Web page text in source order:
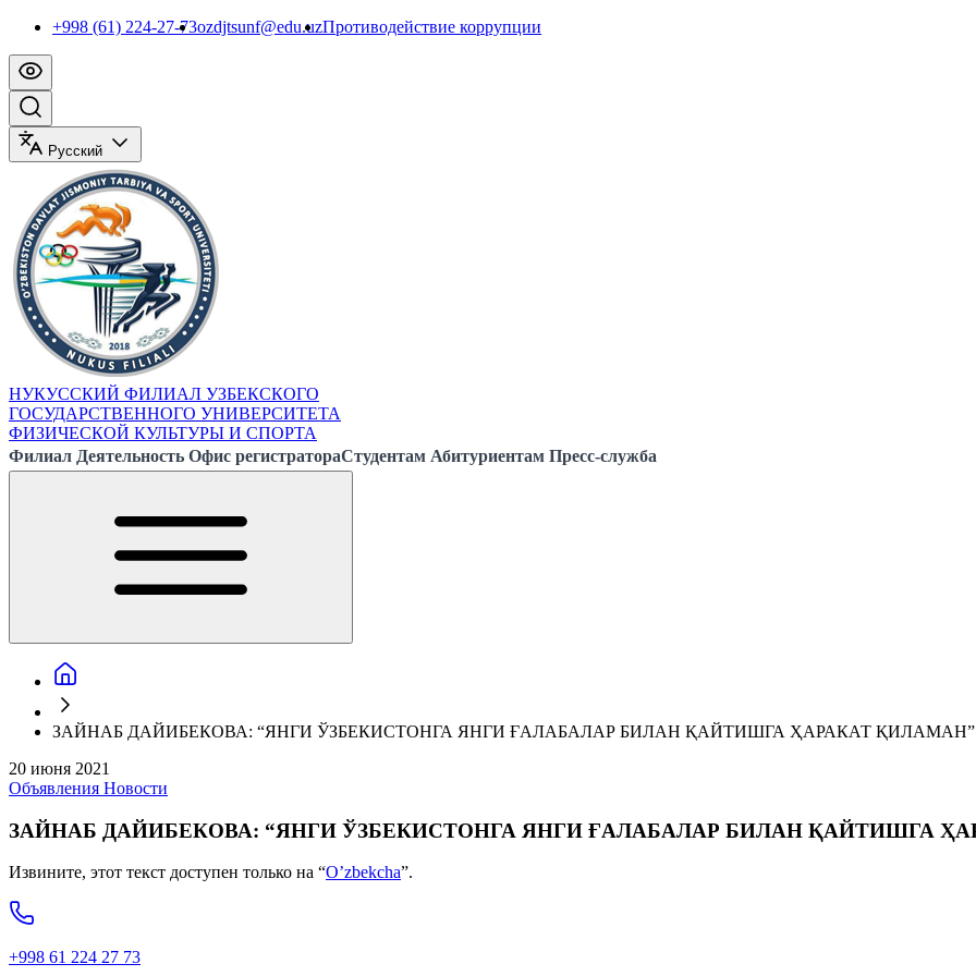
+998 (61) 224-27-73ozdjtsunf@edu.uzПротиводействие коррупции
Русский
НУКУССКИЙ ФИЛИАЛ УЗБЕКСКОГО
ГОСУДАРСТВЕННОГО УНИВЕРСИТЕТА
ФИЗИЧЕСКОЙ КУЛЬТУРЫ И СПОРТА
Филиал Деятельность Офис регистратораСтудентам Абитуриентам Пресс-служба
ЗАЙНАБ ДАЙИБЕКОВА: “ЯНГИ ЎЗБЕКИСТОНГА ЯНГИ ҒАЛАБАЛАР БИЛАН ҚАЙТИШГА ҲАРАКАТ ҚИЛАМАН”
20 июня 2021
Объявления Новости
ЗАЙНАБ ДАЙИБЕКОВА: “ЯНГИ ЎЗБЕКИСТОНГА ЯНГИ ҒАЛАБАЛАР БИЛАН ҚАЙТИШГА
Извините, этот текст доступен только на “O’zbekcha”.
+998 61 224 27 73